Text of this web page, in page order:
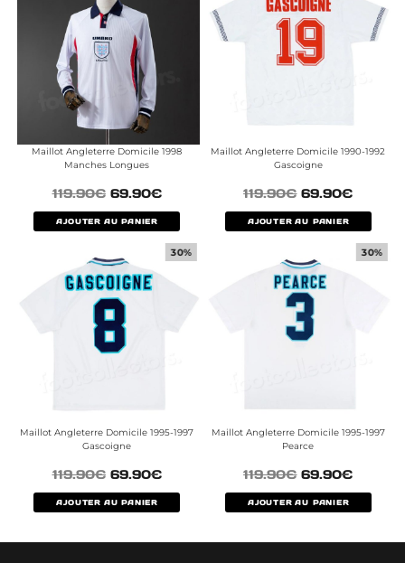
Maillot Angleterre Domicile 1998
Manches Longues
119.90€ 69.90€
AJOUTER AU PANIER
Maillot Angleterre Domicile 1990-1992
Gascoigne
119.90€ 69.90€
AJOUTER AU PANIER
30%
Maillot Angleterre Domicile 1995-1997
Gascoigne
119.90€ 69.90€
AJOUTER AU PANIER
30%
Maillot Angleterre Domicile 1995-1997
Pearce
119.90€ 69.90€
AJOUTER AU PANIER